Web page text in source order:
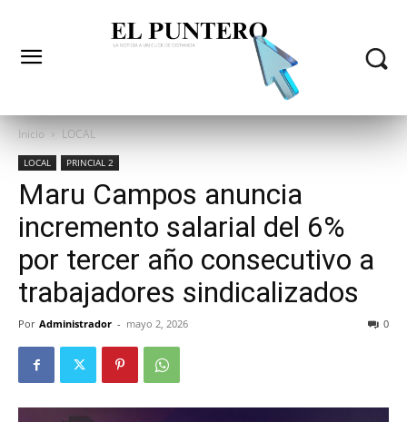
Inicio LOCAL
LOCAL PRINCIAL 2
Maru Campos anuncia
incremento salarial del 6%
por tercer año consecutivo a
trabajadores sindicalizados
Por Administrador - mayo 2, 2026 0